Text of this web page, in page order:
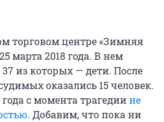
торговом центре «Зимняя
марта 2018 года. В нем
из которых — дети. После
оказались 15 человек.
с момента трагедиине
. Добавим, что пока ни